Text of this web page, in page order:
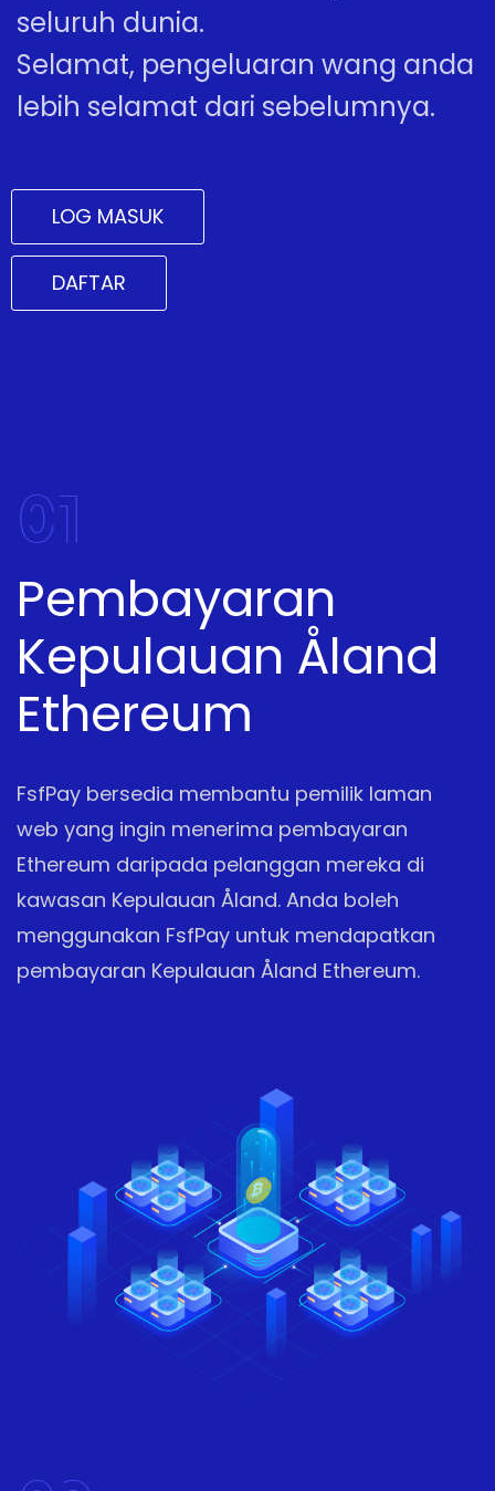
seluruh dunia.
Selamat, pengeluaran wang anda
lebih selamat dari sebelumnya.
LOG MASUK
DAFTAR
01
Pembayaran
Kepulauan Åland
Ethereum
FsfPay bersedia membantu pemilik laman
web yang ingin menerima pembayaran
Ethereum daripada pelanggan mereka di
kawasan Kepulauan Åland. Anda boleh
menggunakan FsfPay untuk mendapatkan
pembayaran Kepulauan Åland Ethereum.